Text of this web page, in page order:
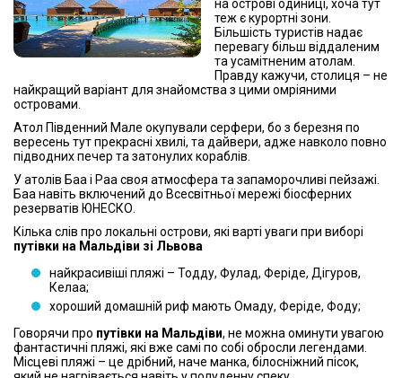
на острові одиниці, хоча тут
теж є курортні зони.
Більшість туристів надає
перевагу більш віддаленим
та усамітненим атолам.
Правду кажучи, столиця – не
найкращий варіант для знайомства з цими омріяними
островами.
Атол Південний Мале окупували серфери, бо з березня по
вересень тут прекрасні хвилі, та дайвери, адже навколо повно
підводних печер та затонулих кораблів.
У атолів Баа і Раа своя атмосфера та запаморочливі пейзажі.
Баа навіть включений до Всесвітньої мережі біосферних
резерватів ЮНЕСКО.
Кілька слів про локальні острови, які варті уваги при виборі
путівки на Мальдіви зі Львова
найкрасивіші пляжі – Тодду, Фулад, Феріде, Дігуров,
Келаа;
хороший домашній риф мають Омаду, Феріде, Фоду;
Говорячи про путівки на Мальдіви, не можна оминути увагою
фантастичні пляжі, які вже самі по собі обросли легендами.
Місцеві пляжі – це дрібний, наче манка, білосніжний пісок,